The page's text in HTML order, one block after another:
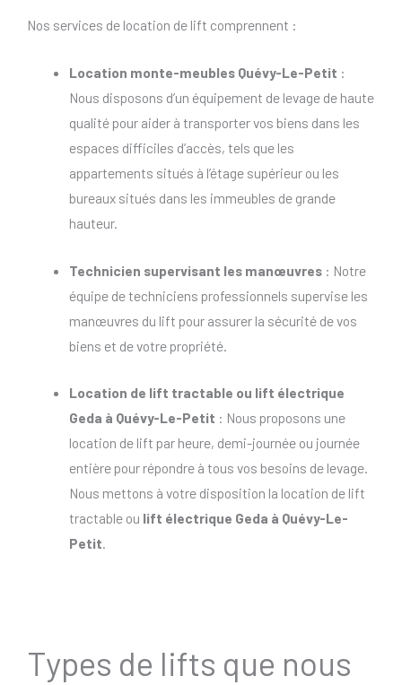
Nos services de location de lift comprennent :
Location monte-meubles Quévy-Le-Petit :
Nous disposons d’un équipement de levage de haute
qualité pour aider à transporter vos biens dans les
espaces difficiles d’accès, tels que les
appartements situés à l’étage supérieur ou les
bureaux situés dans les immeubles de grande
hauteur.
Technicien supervisant les manœuvres: Notre
équipe de techniciens professionnels supervise les
manœuvres du lift pour assurer la sécurité de vos
biens et de votre propriété.
Location de lift tractable ou lift électrique
Geda à Quévy-Le-Petit : Nous proposons une
location de lift par heure, demi-journée ou journée
entière pour répondre à tous vos besoins de levage.
Nous mettons à votre disposition la location de lift
tractable ou lift électrique Geda à Quévy-Le-
Petit.
Types de lifts que nous